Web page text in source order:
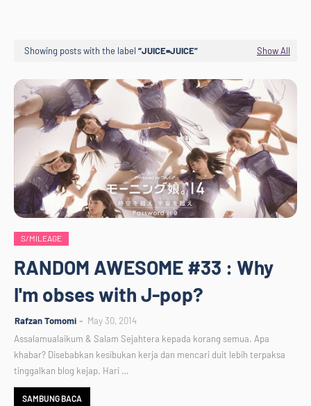
Showing posts with the label JUICE=JUICE Show All
S/MILEAGE
RANDOM AWESOME #33 : Why
I'm obses with J-pop?
Rafzan Tomomi
May 30, 2014
Assalamualaikum & Salam Sejahtera kepada korang semua. Apa
khabar? Disebabkan kesibukan kerja dan mencari duit lebih terpaksa
tinggalkan blog kejap. Hari …
SAMBUNG BACA